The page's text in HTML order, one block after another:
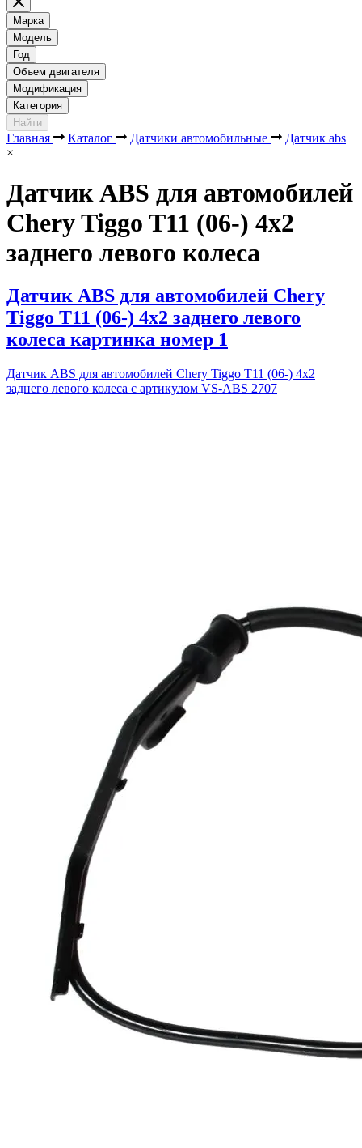
Марка
Модель
Год
Объем двигателя
Модификация
Категория
Найти
Главная Каталог Датчики автомобильные
Датчик abs
×
Датчик ABS для автомобилей
Chery Tiggo T11 (06-) 4х2
заднего левого колеса
Датчик ABS для автомобилей Chery
Tiggo T11 (06-) 4х2 заднего левого
колеса картинка номер 1
Датчик ABS для автомобилей Chery Tiggo T11 (06-) 4х2
заднего левого колеса с артикулом VS-ABS 2707